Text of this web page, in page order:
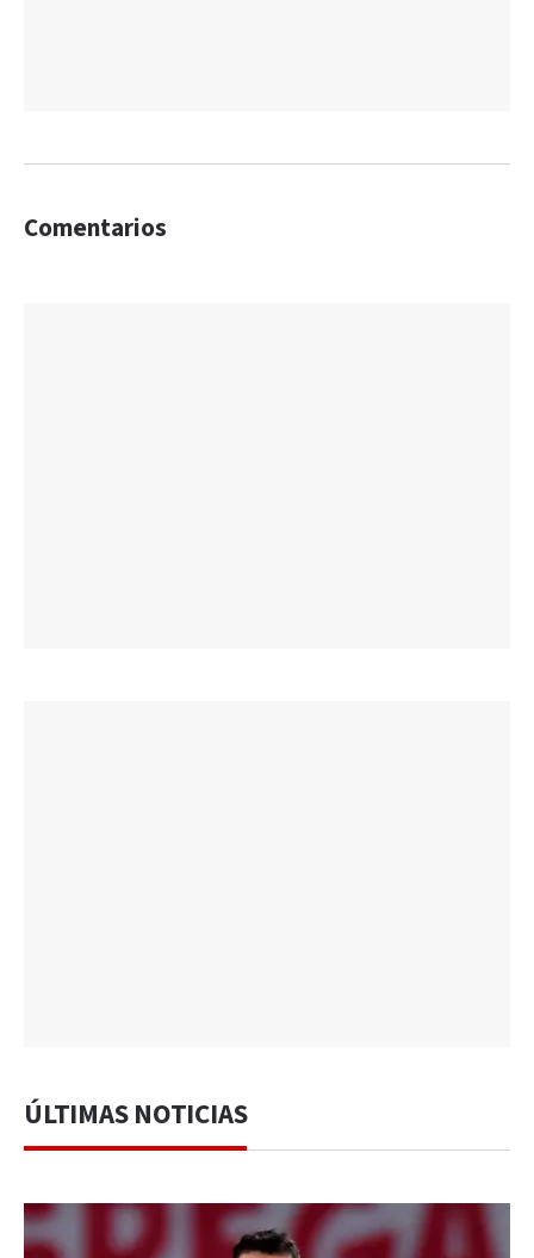
Comentarios
ÚLTIMAS NOTICIAS